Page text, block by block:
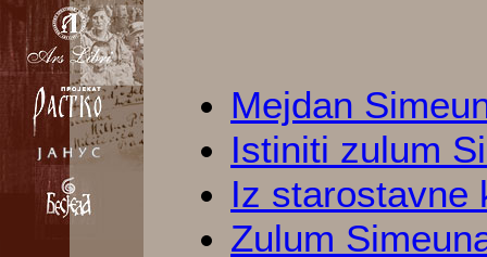
Mejdan
Istiniti zulum
Iz starostavne
Zulum